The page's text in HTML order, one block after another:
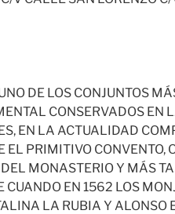
DE LOS CONJUNTOS
CONSERVADOS EN
EN LA ACTUALIDAD
EL PRIMITIVO CONVENTO,
MONASTERIO Y MÁS
EN 1562 LOS
LA RUBIA Y ALONSO